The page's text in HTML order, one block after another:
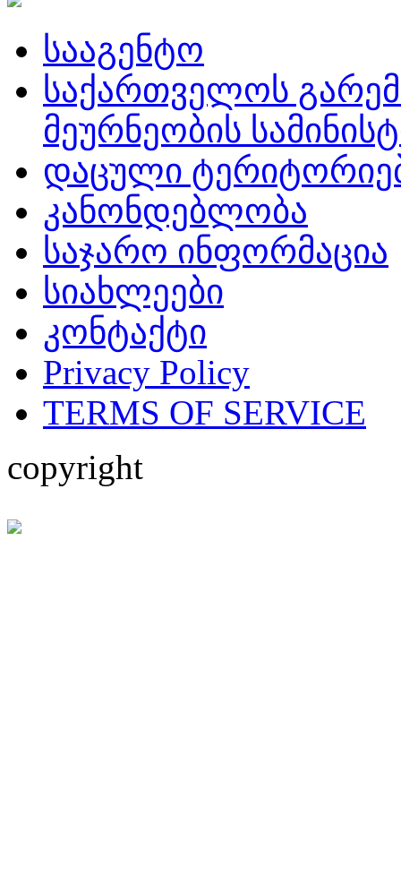
სააგენტო
საქართველოს
მეურნეობის
დაცული
კანონდებლობა
საჯარო ინფორმაცია
სიახლეები
კონტაქტი
Privacy Policy
TERMS OF SERVICE
copyright